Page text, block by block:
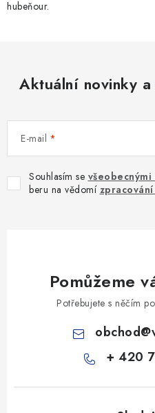
ý
hubeňour.
Aktuální novinky
E-mail
Souhlasím se
beru na vědomí
Pomůžeme
Potřebujete s něčím
obchod@
+ 420